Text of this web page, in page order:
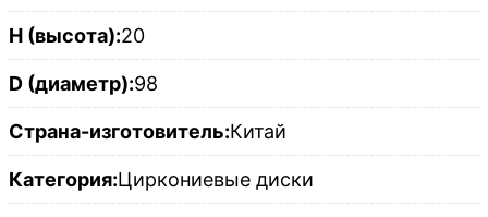
H (высота):20
D (диаметр):98
Страна-изготовитель:Китай
Категория:Циркониевые диски